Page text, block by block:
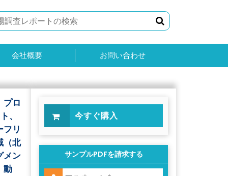
会社概要 お問い合わせ
プロ
、
リ
（北
メン
動
今すぐ購入
サンプルPDFを請求する